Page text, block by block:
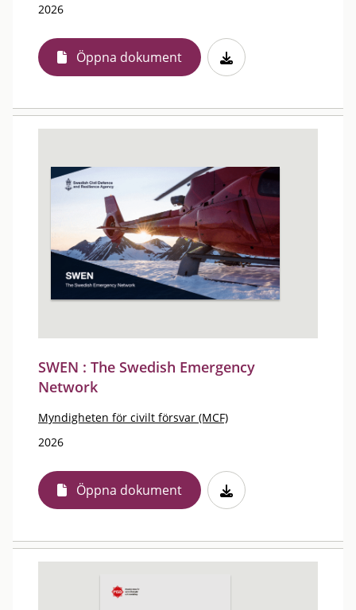
2026
Öppna dokument
SWEN : The Swedish Emergency
Network
Myndigheten för civilt försvar (MCF)
2026
Öppna dokument